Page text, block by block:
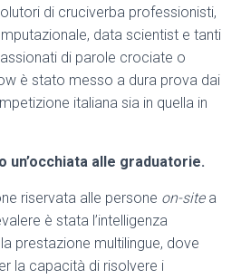
di cruciverba professionisti,
data scientist e tanti
di parole crociate o
è stato messo a dura prova dai
italiana sia in quella in
un’occhiata alle graduatorie.
riservata alle persone on-sitea
è stata l’intelligenza
prestazione multilingue, dove
la capacità di risolvere i